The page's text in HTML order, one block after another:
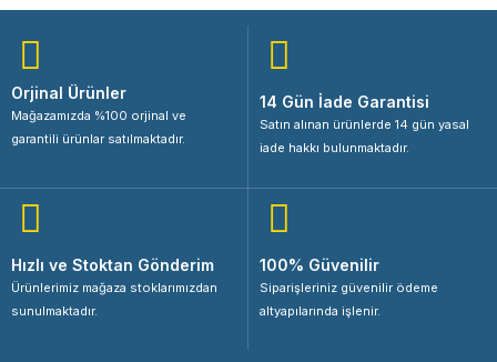
Orjinal Ürünler
Mağazamızda %100 orjinal ve
garantili ürünlar satılmaktadır.
14 Gün İade Garantisi
Satın alınan ürünlerde 14 gün yasal
iade hakkı bulunmaktadır.
Hızlı ve Stoktan Gönderim
Ürünlerimiz mağaza stoklarımızdan
sunulmaktadır.
100% Güvenilir
Siparişleriniz güvenilir ödeme
altyapılarında işlenir.